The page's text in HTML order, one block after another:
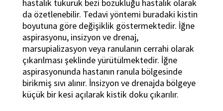
hastalık tükürük bezi bozukluğu hastalık olarak
da özetlenebilir. Tedavi yöntemi buradaki kistin
boyutuna göre değişiklik göstermektedir. İğne
aspirasyonu, insizyon ve drenaj,
marsupializasyon veya ranulanın cerrahi olarak
çıkarılması şeklinde yürütülmektedir. İğne
aspirasyonunda hastanın ranula bölgesinde
birikmiş sıvı alınır. İnsizyon ve drenajda bölgeye
küçük bir kesi açılarak kistik doku çıkarılır.